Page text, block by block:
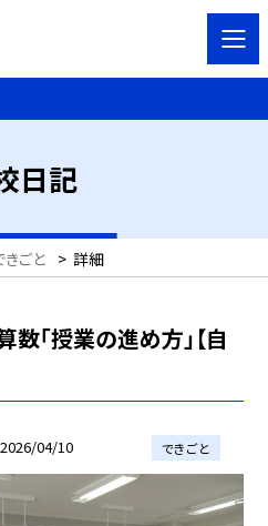
日記
きごと > 詳細
数「授業の進め方」【自
2026/04/10 できごと